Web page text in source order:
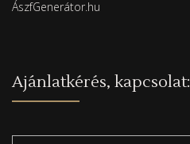
ÁszfGenerátor.hu
Ajánlatkérés, kapcsolat: